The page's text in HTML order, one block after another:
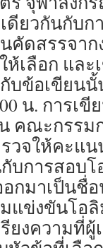
ดียวกันกับ
คัดสรรจาก
เลือก และ
บข้อเขียนนั้
น. การเ
คณะกรร
วจให้คะแ
บการสอบ
กมาเป็นชื่
แข่งขันโอ
ยงความที่